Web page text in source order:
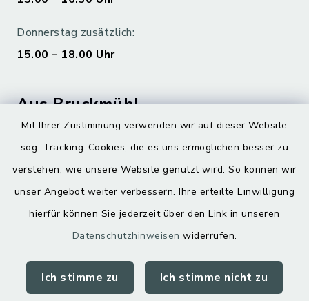
Mit Ihrer Zustimmung verwenden wir auf dieser Website
sog. Tracking-Cookies, die es uns ermöglichen besser zu
verstehen, wie unsere Website genutzt wird. So können wir
unser Angebot weiter verbessern. Ihre erteilte Einwilligung
hierfür können Sie jederzeit über den Link in unseren
Datenschutzhinweisen widerrufen.
Ich stimme zu Ich stimme nicht zu
Donnerstag zusätzlich:
15.00 – 18.00 Uhr
Aus Bruckmühl
Digitaler Ortsplan
Kontakt